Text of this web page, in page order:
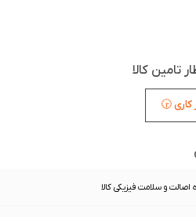
تامین کالا